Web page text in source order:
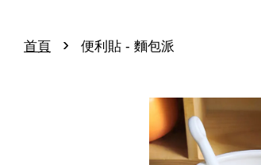
首頁 › 便利貼 - 麵包派